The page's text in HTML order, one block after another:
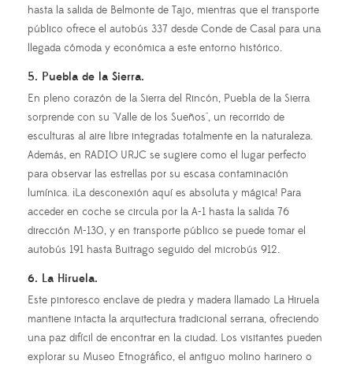
hasta la salida de Belmonte de Tajo, mientras que el transporte
público ofrece el autobús 337 desde Conde de Casal para una
llegada cómoda y económica a este entorno histórico.
5. Puebla de la Sierra.
En pleno corazón de la Sierra del Rincón, Puebla de la Sierra
sorprende con su "Valle de los Sueños", un recorrido de
esculturas al aire libre integradas totalmente en la naturaleza.
Además, en RADIO URJC se sugiere como el lugar perfecto
para observar las estrellas por su escasa contaminación
lumínica. ¡La desconexión aquí es absoluta y mágica! Para
acceder en coche se circula por la A-1 hasta la salida 76
dirección M-130, y en transporte público se puede tomar el
autobús 191 hasta Buitrago seguido del microbús 912.
6. La Hiruela.
Este pintoresco enclave de piedra y madera llamado La Hiruela
mantiene intacta la arquitectura tradicional serrana, ofreciendo
una paz difícil de encontrar en la ciudad. Los visitantes pueden
explorar su Museo Etnográfico, el antiguo molino harinero o